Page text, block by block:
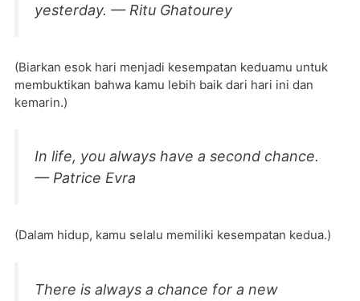
yesterday. — Ritu Ghatourey
(Biarkan esok hari menjadi kesempatan keduamu untuk
membuktikan bahwa kamu lebih baik dari hari ini dan
kemarin.)
In life, you always have a second chance.
— Patrice Evra
(Dalam hidup, kamu selalu memiliki kesempatan kedua.)
There is always a chance for a new